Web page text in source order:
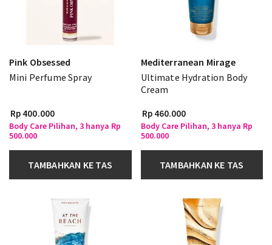
Pink Obsessed
Mini Perfume Spray
Rp 400.000
Body Care Pilihan, 3 hanya Rp
500.000
TAMBAHKAN KE TAS
Mediterranean Mirage
Ultimate Hydration Body
Cream
Rp 460.000
Body Care Pilihan, 3 hanya Rp
500.000
TAMBAHKAN KE TAS